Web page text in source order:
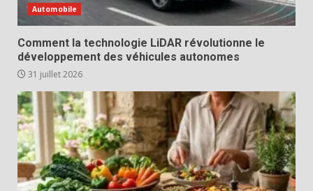
Automobile
Comment la technologie LiDAR révolutionne le
développement des véhicules autonomes
31 juillet 2026